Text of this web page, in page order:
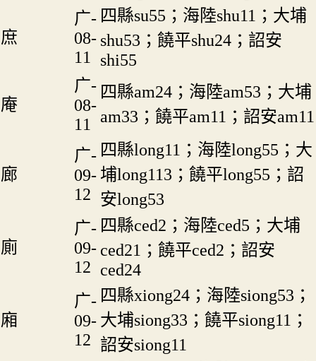
庶
广-
08-
11
四縣su55；海陸shu11；大埔
shu53；饒平shu24；詔安
shi55
庵
广-
08-
11
四縣am24；海陸am53；大埔
am33；饒平am11；詔安am11
廊
广-
09-
12
四縣long11；海陸long55；大
埔long113；饒平long55；詔
安long53
廁
广-
09-
12
四縣ced2；海陸ced5；大埔
ced21；饒平ced2；詔安
ced24
廂
广-
09-
12
四縣xiong24；海陸siong53；
大埔siong33；饒平siong11；
詔安siong11